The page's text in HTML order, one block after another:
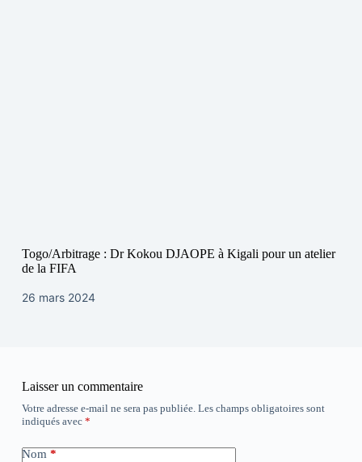
Togo/Arbitrage : Dr Kokou DJAOPE à Kigali pour un atelier
de la FIFA
26 mars 2024
Laisser un commentaire
Votre adresse e-mail ne sera pas publiée. Les champs obligatoires sont
indiqués avec *
Nom *